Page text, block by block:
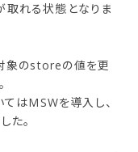
取れる状態となりま
象のstoreの値を更
はMSWを導入し、
た。